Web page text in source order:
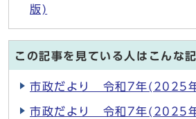
版)
この記事を見ている人はこんな
市政だより 令和7年(2025
市政だより 令和7年(2025